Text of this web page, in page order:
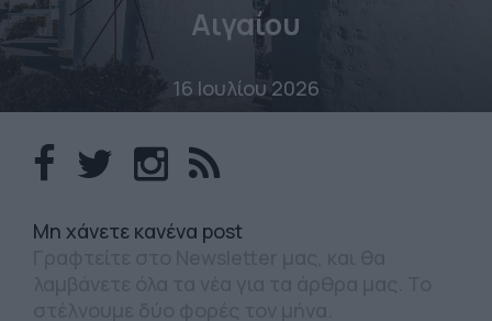
Αιγαίου
16 Ιουλίου 2026
Mη χάνετε κανένα post